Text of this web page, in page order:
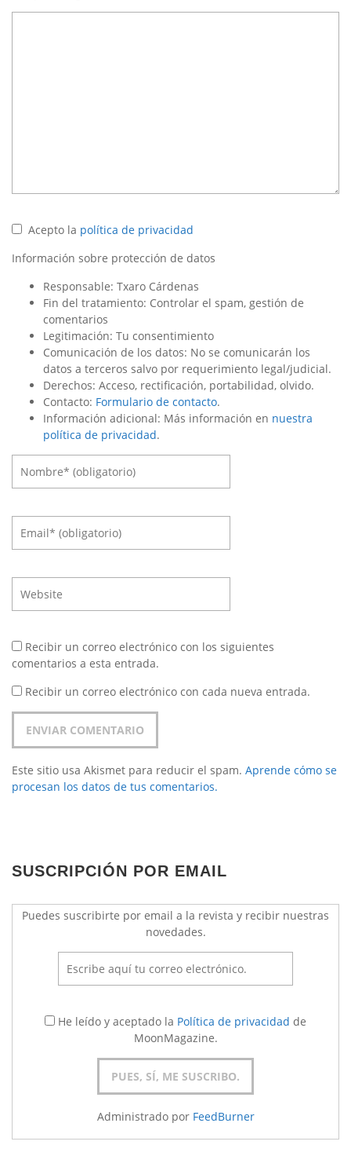
Acepto la política de privacidad
Información sobre protección de datos
Responsable: Txaro Cárdenas
Fin del tratamiento: Controlar el spam, gestión de
comentarios
Legitimación: Tu consentimiento
Comunicación de los datos: No se comunicarán los
datos a terceros salvo por requerimiento legal/judicial.
Derechos: Acceso, rectificación, portabilidad, olvido.
Contacto: Formulario de contacto.
Información adicional: Más información en nuestra
política de privacidad.
Recibir un correo electrónico con los siguientes
comentarios a esta entrada.
Recibir un correo electrónico con cada nueva entrada.
Este sitio usa Akismet para reducir el spam. Aprende cómo se
procesan los datos de tus comentarios.
SUSCRIPCIÓN POR EMAIL
Puedes suscribirte por email a la revista y recibir nuestras
novedades.
He leído y aceptado la Política de privacidad de
MoonMagazine.
Administrado por FeedBurner